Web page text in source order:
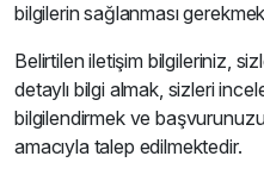
bilgilerin sağlanması
Belirtilen iletişim bilgileriniz,
detaylı bilgi almak, sizleri
bilgilendirmek ve
amacıyla talep edilmektedir.